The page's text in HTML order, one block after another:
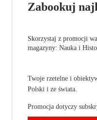
Zabookuj
Skorzystaj z promocji
magazyny: Nauka i
Twoje rzetelne i
Polski i ze świata.
Promocja dotyczy